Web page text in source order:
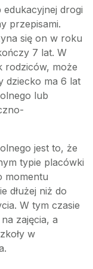
drogi
przepisami.
się on w roku
7 lat. W
rodziców, może
dziecko ma 6 lat
lub
jest to, że
typie placówki
momentu
dłużej niż do
W tym czasie
zajęcia, a
w